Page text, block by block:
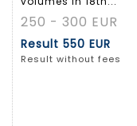
250 - 300 EUR
Result 550 EUR
Result without fees